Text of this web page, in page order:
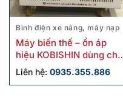
Bình điện xe nâng, máy nạp
Máy biến thế – ổn áp
hiệu KOBISHIN dùng cho
xe nâng điện
Liên hệ: 0935.355.886